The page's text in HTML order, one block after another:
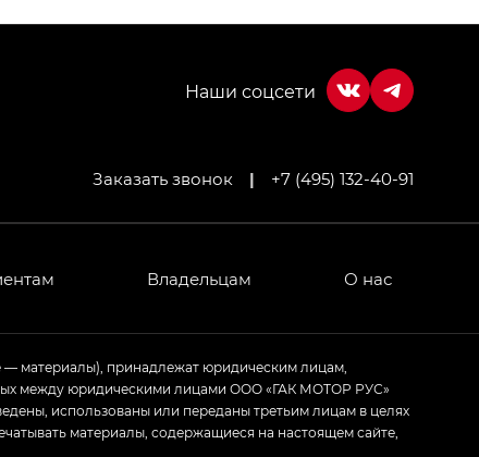
— GX PREMIUM, Джи Эти — GT, Джи Эль —
— GB AWD, Джи Эль Полный привод —
стиле — GL (S-Style)
Заказать звонок | +7 (495) 132-40-91
Владельцам О нас
— материалы), принадлежат юридическим лицам,
между юридическими лицами ООО «ГАК МОТОР РУС»
использованы или переданы третьим лицам в целях
материалы, содержащиеся на настоящем сайте,